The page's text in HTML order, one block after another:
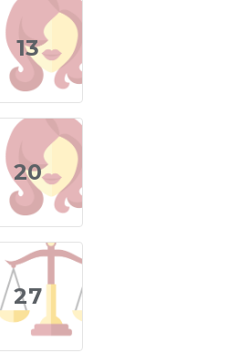
13
20
27